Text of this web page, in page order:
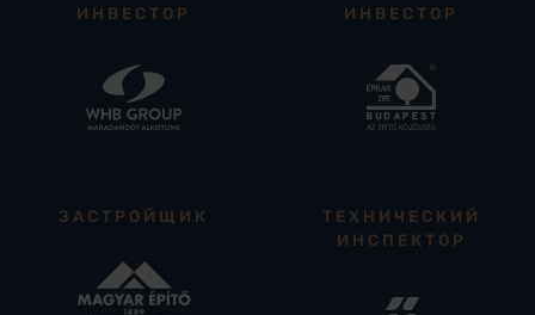
ИНВЕСТОР ИНВЕСТОР
ЗАСТРОЙЩИК
ТЕХНИЧЕСКИЙ
ИНСПЕКТОР